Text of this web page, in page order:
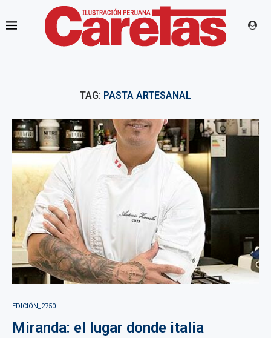
TAG: PASTA ARTESANAL
EDICIÓN_2750
Miranda: el lugar donde italia